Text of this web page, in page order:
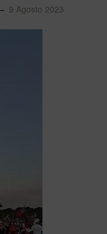
9 Agosto 2023